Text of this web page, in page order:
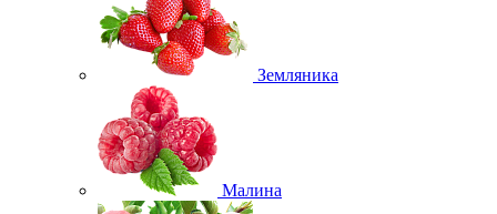
Земляника
Малина